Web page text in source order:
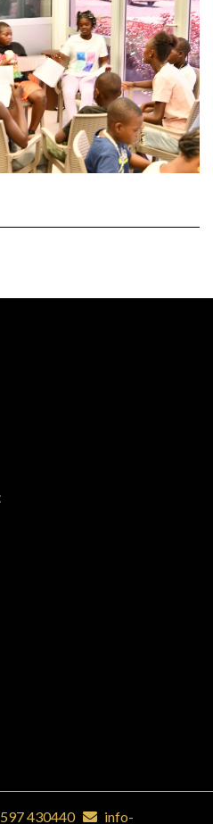
430440 info-